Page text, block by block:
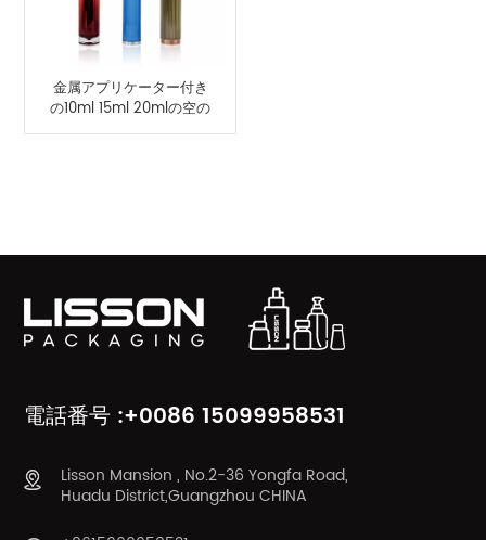
金属アプリケーター付き
の10ml 15ml 20mlの空の
アクリルアイクリームボ
電話番号 :+0086 15099958531
Lisson Mansion , No.2-36 Yongfa Road,
Huadu District,Guangzhou CHINA